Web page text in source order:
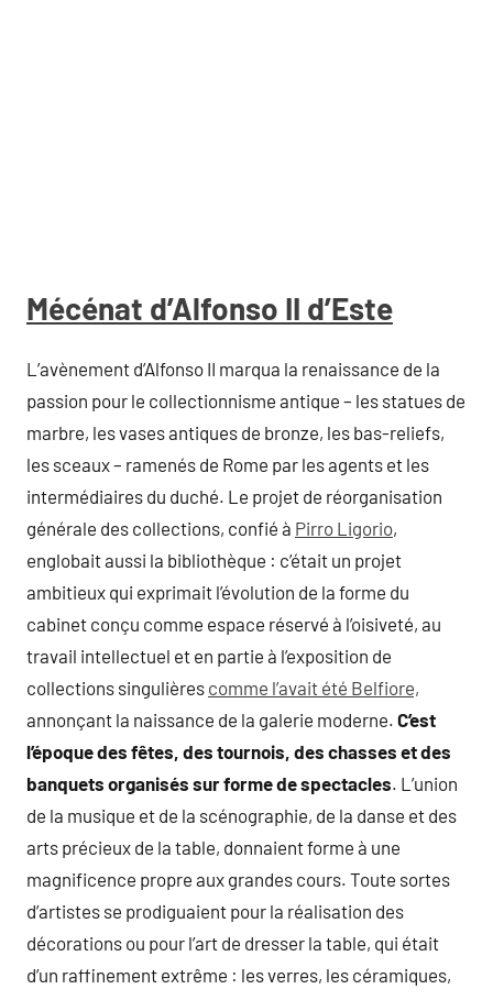
Mécénat d’Alfonso II d’Este
L’avènement d’Alfonso II marqua la renaissance de la
passion pour le collectionnisme antique – les statues de
marbre, les vases antiques de bronze, les bas-reliefs,
les sceaux – ramenés de Rome par les agents et les
intermédiaires du duché. Le projet de réorganisation
générale des collections, confié à Pirro Ligorio,
englobait aussi la bibliothèque : c’était un projet
ambitieux qui exprimait l’évolution de la forme du
cabinet conçu comme espace réservé à l’oisiveté, au
travail intellectuel et en partie à l’exposition de
collections singulières comme l’avait été Belfiore,
annonçant la naissance de la galerie moderne. C’est
l’époque des fêtes, des tournois, des chasses et des
banquets organisés sur forme de spectacles. L’union
de la musique et de la scénographie, de la danse et des
arts précieux de la table, donnaient forme à une
magnificence propre aux grandes cours. Toute sortes
d’artistes se prodiguaient pour la réalisation des
décorations ou pour l’art de dresser la table, qui était
d’un raffinement extrême : les verres, les céramiques,